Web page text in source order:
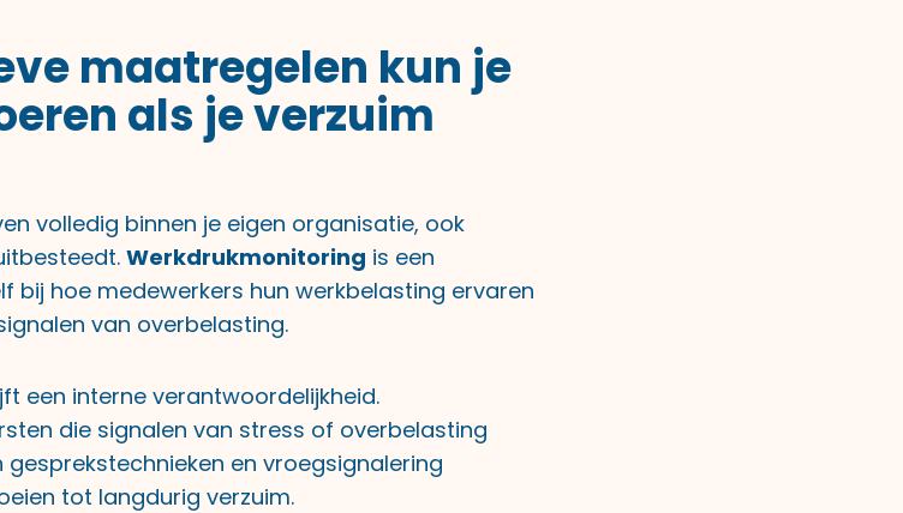
maatregelen kun je
als je verzuim
volledig binnen je eigen organisatie, ook
Werkdrukmonitoring is een
bij hoe medewerkers hun werkbelasting ervaren
van overbelasting.
een interne verantwoordelijkheid.
die signalen van stress of overbelasting
en vroegsignalering
tot langdurig verzuim.